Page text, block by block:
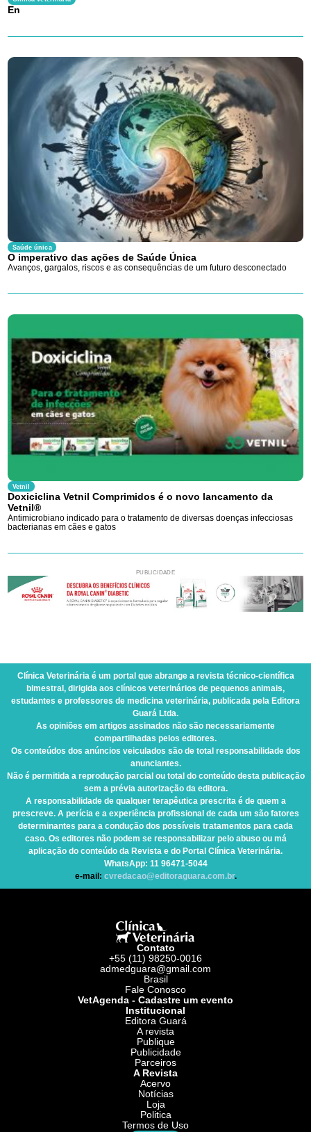
En
Saúde única
O imperativo das ações de Saúde Única
Avanços, gargalos, riscos e as consequências de um futuro desconectado
Vetnil
Doxiciclina Vetnil Comprimidos é o novo lancamento da
Vetnil®
Antimicrobiano indicado para o tratamento de diversas doenças infecciosas
bacterianas em cães e gatos
PUBLICIDADE
Clínica Veterinária é um portal que abrange a revista técnico-científica
bimestral, dirigida aos clínicos veterinários de pequenos animais,
estudantes e professores de medicina veterinária, publicada pela Editora
Guará Ltda.
As opiniões em artigos assinados não são necessariamente
compartilhadas pelos editores.
Os conteúdos dos anúncios veiculados são de total responsabilidade dos
anunciantes.
Não é permitida a reprodução parcial ou total do conteúdo desta publicação
sem a prévia autorização da editora.
A responsabilidade de qualquer terapêutica prescrita é de quem a
prescreve. A perícia e a experiência profissional de cada um são fatores
determinantes para a condução dos possíveis tratamentos para cada
caso. Os editores não podem se responsabilizar pelo abuso ou má
aplicação do conteúdo da Revista e do Portal Clínica Veterinária.
WhatsApp: 11 96471-5044
e-mail: cvredacao@editoraguara.com.br.
Contato
+55 (11) 98250-0016
admedguara@gmail.com
Brasil
Fale Conosco
VetAgenda - Cadastre um evento
Institucional
Editora Guará
A revista
Publique
Publicidade
Parceiros
A Revista
Acervo
Notícias
Loja
Politica
Termos de Uso